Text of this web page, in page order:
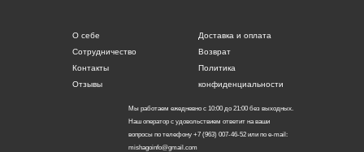
О себе
Сотрудничество
Контакты
Отзывы
Доставка и оплата
Возврат
Политика
конфиденциальности
Мы работаем ежедневно с 10:00 до 21:00 без выходных.
Наш оператор с удовольствием ответит на ваши
вопросы по телефону +7 (963) 007-46-52 или по e-mail:
mishagoinfo@gmail.com